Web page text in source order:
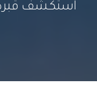
استكشف